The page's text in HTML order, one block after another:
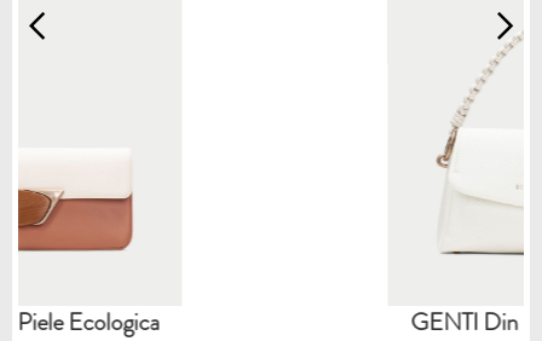
GENTI Din Piele Ecologica